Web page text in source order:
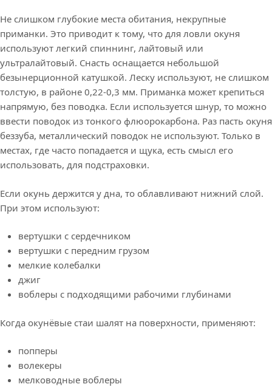
Не слишком глубокие места обитания, некрупные
приманки. Это приводит к тому, что для ловли окуня
используют легкий спиннинг, лайтовый или
ультралайтовый. Снасть оснащается небольшой
безынерционной катушкой. Леску используют, не слишком
толстую, в районе 0,22-0,3 мм. Приманка может крепиться
напрямую, без поводка. Если используется шнур, то можно
ввести поводок из тонкого флюорокарбона. Раз пасть окуня
беззуба, металлический поводок не используют. Только в
местах, где часто попадается и щука, есть смысл его
использовать, для подстраховки.
Если окунь держится у дна, то облавливают нижний слой.
При этом используют:
вертушки с сердечником
вертушки с передним грузом
мелкие колебалки
джиг
воблеры с подходящими рабочими глубинами
Когда окунёвые стаи шалят на поверхности, применяют:
попперы
волекеры
мелководные воблеры